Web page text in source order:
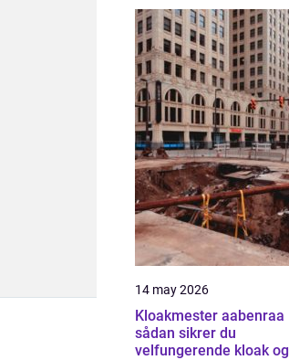
14 may 2026
Kloakmester aabenraa
sådan sikrer du
velfungerende kloak og